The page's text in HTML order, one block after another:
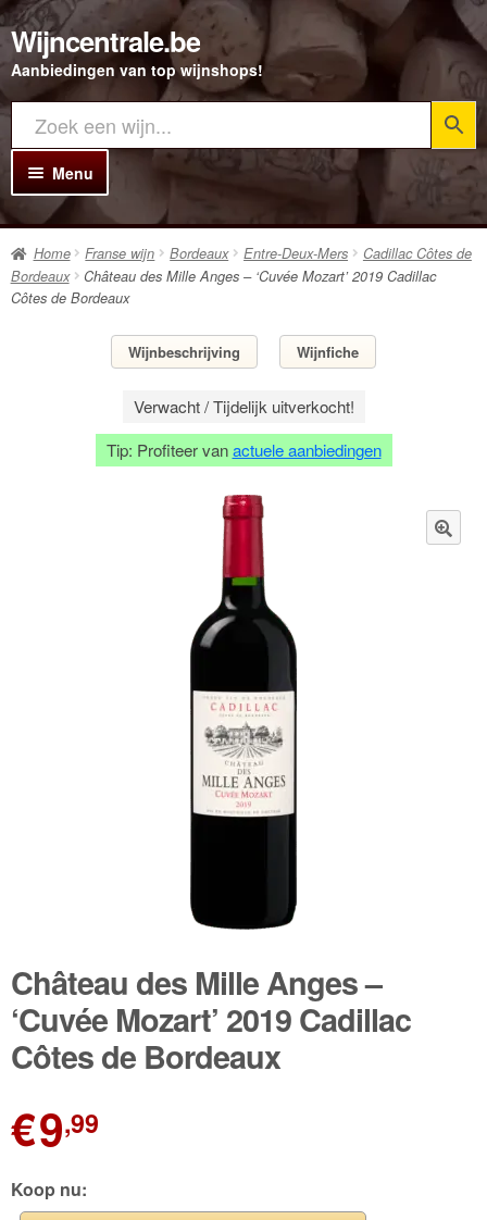
Ga
door
naar
navigatie
Ga
direct
naar
inhoud
Wijncentrale.be
Aanbiedingen van top wijnshops!
Menu
Home
Alle Wijnen
Witte wijn
Rosé wijn
Bubbels
Wijnpakketten
Kleine flesjes
Magnums
Cadeaubonnen
Home Franse wijn Bordeaux Entre-Deux-Mers
Cadillac Côtes de
Bordeaux
Château des Mille Anges – ‘Cuvée Mozart’ 2019 Cadillac
Côtes de Bordeaux
Wijnbeschrijving Wijnfiche
Verwacht / Tijdelijk uitverkocht!
Tip: Profiteer vanactuele aanbiedingen
Château des Mille Anges –
‘Cuvée Mozart’ 2019 Cadillac
Côtes de Bordeaux
€9,99
Koop nu: